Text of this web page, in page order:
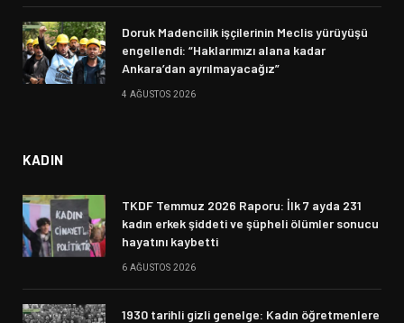
Doruk Madencilik işçilerinin Meclis yürüyüşü
engellendi: “Haklarımızı alana kadar
Ankara’dan ayrılmayacağız”
4 AĞUSTOS 2026
KADIN
TKDF Temmuz 2026 Raporu: İlk 7 ayda 231
kadın erkek şiddeti ve şüpheli ölümler sonucu
hayatını kaybetti
6 AĞUSTOS 2026
1930 tarihli gizli genelge: Kadın öğretmenlere